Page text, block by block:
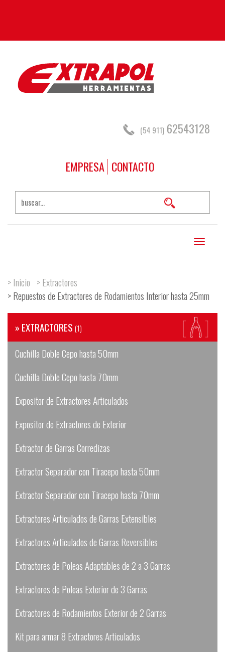
(54 911) 62543128
EMPRESA CONTACTO
Toggle
> Inicio > Extractores
> Repuestos de Extractores de Rodamientos Interior hasta 25mm
» EXTRACTORES (1)
Cuchilla Doble Cepo hasta 50mm
Cuchilla Doble Cepo hasta 70mm
Expositor de Extractores Articulados
Expositor de Extractores de Exterior
Extractor de Garras Corredizas
Extractor Separador con Tiracepo hasta 50mm
Extractor Separador con Tiracepo hasta 70mm
Extractores Articulados de Garras Extensibles
Extractores Articulados de Garras Reversibles
Extractores de Poleas Adaptables de 2 a 3 Garras
Extractores de Poleas Exterior de 3 Garras
Extractores de Rodamientos Exterior de 2 Garras
Kit para armar 8 Extractores Articulados